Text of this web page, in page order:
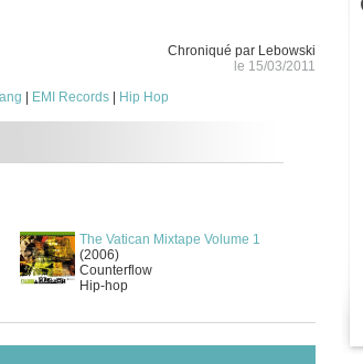
Chroniqué par Lebowski
le 15/03/2011
EMI Records Hip Hop
The Vatican Mixtape Volume 1
(2006)
Counterflow
Hip-hop